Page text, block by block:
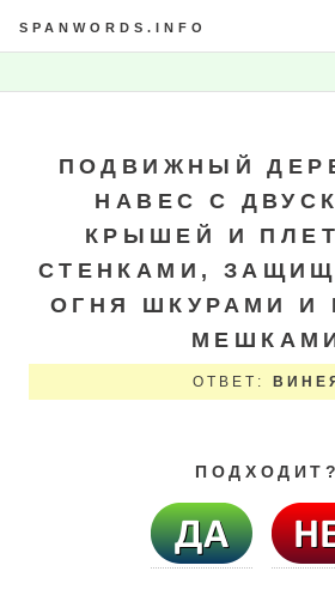
SPANWORDS.INFO
ПОДВИЖНЫЙ
НАВЕС С
КРЫШЕЙ И
СТЕНКАМИ,
ОГНЯ ШКУРАМИ И
ОТВЕТ: ВИНЕЯ
ПОДХОДИТ?